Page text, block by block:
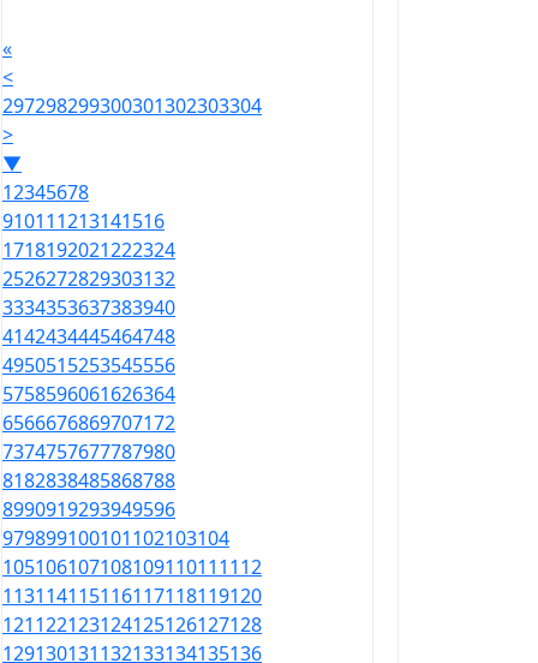
«
<
297298299300301302303304
>
▼
12345678
910111213141516
1718192021222324
2526272829303132
3334353637383940
4142434445464748
4950515253545556
5758596061626364
6566676869707172
7374757677787980
8182838485868788
8990919293949596
979899100101102103104
105106107108109110111112
113114115116117118119120
121122123124125126127128
129130131132133134135136